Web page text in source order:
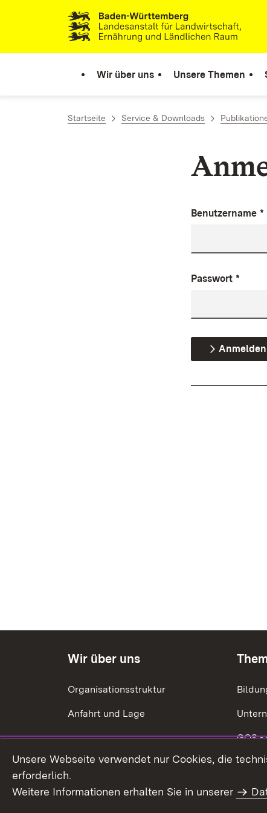
Zum Inhalt springen
Link zur Startseite
Wir über uns Unsere Themen
Startseite Service & Downloads
Benutzername *
Passwort *
Anmelden
Wir über uns
Organisationsstruktur
Anfahrt und Lage
GQS
Unsere Webseite verwendet nur Cookies, die
erforderlich.
Weitere Informationen erhalten Sie in unserer